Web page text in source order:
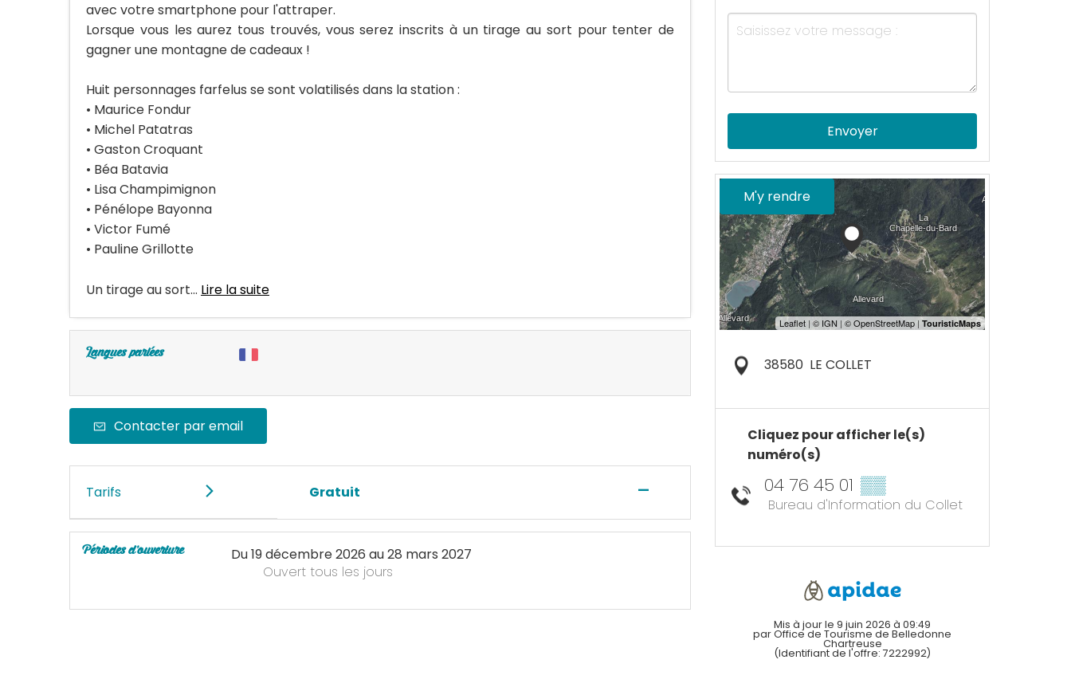
avec votre smartphone pour l'attraper.
Lorsque vous les aurez tous trouvés, vous serez inscrits à un tirage au sort pour tenter de
gagner une montagne de cadeaux !
Huit personnages farfelus se sont volatilisés dans la station :
• Maurice Fondur
• Michel Patatras
• Gaston Croquant
• Béa Batavia
• Lisa Champimignon
• Pénélope Bayonna
• Victor Fumé
• Pauline Grillotte
Un tirage au sort... Lire la suite
Langues parlées
Contacter par email
Tarifs Gratuit —
Périodes d'ouverture Du19 décembre 2026 au28 mars 2027
Ouvert tous les jours
Envoyer
M'y rendre
38580 LE COLLET
Cliquez pour afficher le(s)
numéro(s)
04 76 45 01 ▒▒
Bureau d'Information du Collet
Mis à jour le 9 juin 2026 à 09:49
par Office de Tourisme de Belledonne
Chartreuse
(Identifiant de l'offre: 7222992)